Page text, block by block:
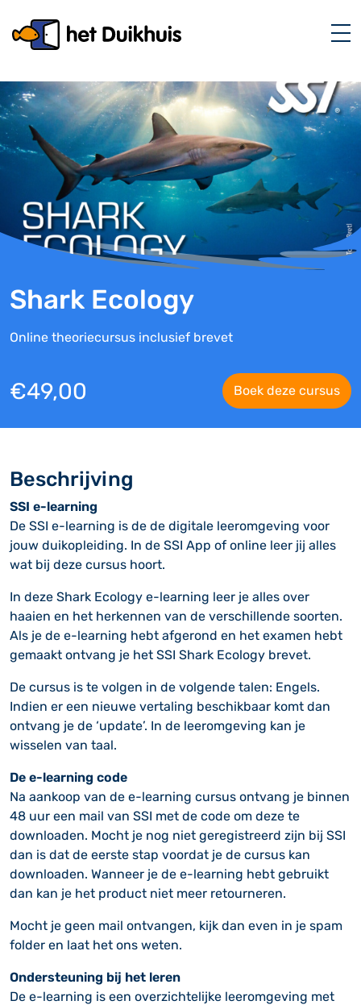
Shark Ecology
Online theoriecursus inclusief brevet
€49,00 Boek deze cursus
Beschrijving
SSI e-learning
De SSI e-learning is de de digitale leeromgeving voor
jouw duikopleiding. In de SSI App of online leer jij alles
wat bij deze cursus hoort.
In deze Shark Ecology e-learning leer je alles over
haaien en het herkennen van de verschillende soorten.
Als je de e-learning hebt afgerond en het examen hebt
gemaakt ontvang je het SSI Shark Ecology brevet.
De cursus is te volgen in de volgende talen: Engels.
Indien er een nieuwe vertaling beschikbaar komt dan
ontvang je de ‘update’. In de leeromgeving kan je
wisselen van taal.
De e-learning code
Na aankoop van de e-learning cursus ontvang je binnen
48 uur een mail van SSI met de code om deze te
downloaden. Mocht je nog niet geregistreerd zijn bij SSI
dan is dat de eerste stap voordat je de cursus kan
downloaden. Wanneer je de e-learning hebt gebruikt
dan kan je het product niet meer retourneren.
Mocht je geen mail ontvangen, kijk dan even in je spam
folder en laat het ons weten.
Ondersteuning bij het leren
De e-learning is een overzichtelijke leeromgeving met